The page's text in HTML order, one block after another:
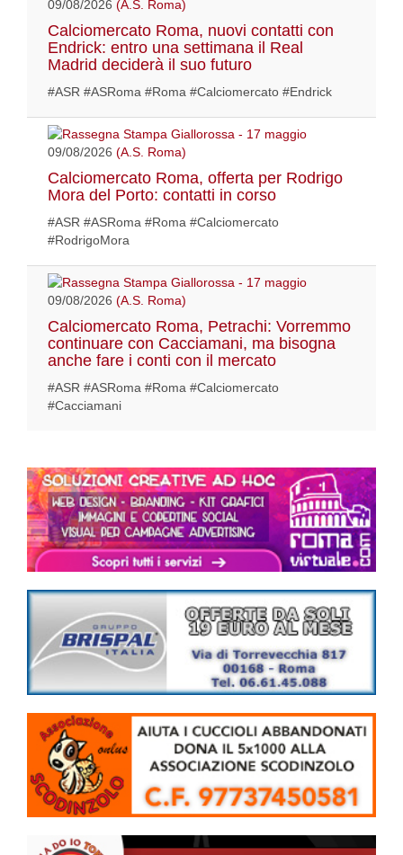
09/08/2026 (A.S. Roma)
Calciomercato Roma, nuovi contatti con
Endrick: entro una settimana il Real
Madrid deciderà il suo futuro
#ASR #ASRoma #Roma #Calciomercato #Endrick
09/08/2026 (A.S. Roma)
Calciomercato Roma, offerta per Rodrigo
Mora del Porto: contatti in corso
#ASR #ASRoma #Roma #Calciomercato
#RodrigoMora
09/08/2026 (A.S. Roma)
Calciomercato Roma, Petrachi: Vorremmo
continuare con Cacciamani, ma bisogna
anche fare i conti con il mercato
#ASR #ASRoma #Roma #Calciomercato
#Cacciamani